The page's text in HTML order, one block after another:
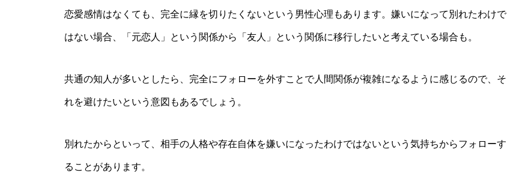
恋愛感情はなくても、完全に縁を切りたくないという男性心理もあります。嫌いになって別れたわけで
はない場合、「元恋人」という関係から「友人」という関係に移行したいと考えている場合も。
共通の知人が多いとしたら、完全にフォローを外すことで人間関係が複雑になるように感じるので、そ
れを避けたいという意図もあるでしょう。
別れたからといって、相手の人格や存在自体を嫌いになったわけではないという気持ちからフォローす
ることがあります。